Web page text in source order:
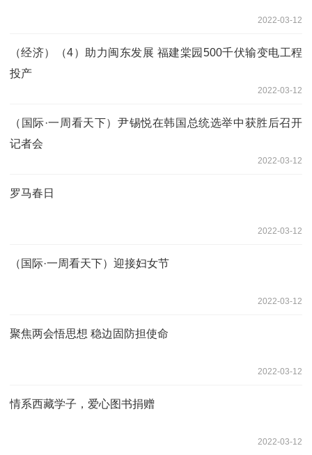
2022-03-12
（经济）（4）助力闽东发展 福建棠园500千伏输变电工程
投产
2022-03-12
（国际·一周看天下）尹锡悦在韩国总统选举中获胜后召开
记者会
2022-03-12
罗马春日
2022-03-12
（国际·一周看天下）迎接妇女节
2022-03-12
聚焦两会悟思想 稳边固防担使命
2022-03-12
情系西藏学子，爱心图书捐赠
2022-03-12